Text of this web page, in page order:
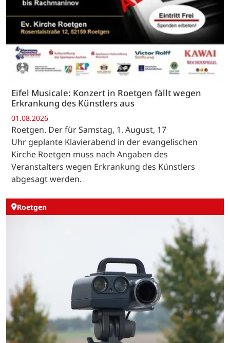
Eifel Musicale: Konzert in Roetgen fällt wegen
Erkrankung des Künstlers aus
01.08.2026
Roetgen. Der für Samstag, 1. August, 17
Uhr geplante Klavierabend in der evangelischen
Kirche Roetgen muss nach Angaben des
Veranstalters wegen Erkrankung des Künstlers
abgesagt werden.
Roetgen